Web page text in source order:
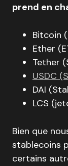
prend en
Bitcoin
Ether
Tether
USDC
DAI
LCS
Bien que
stablecoins
certains